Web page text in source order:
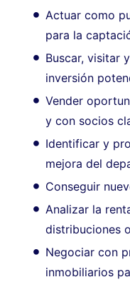
Actuar como
para la
Buscar, visitar
inversión
Vender
y con socios
Identificar y
mejora del
Conseguir
Analizar la
distribuciones
Negociar con
inmobiliarios